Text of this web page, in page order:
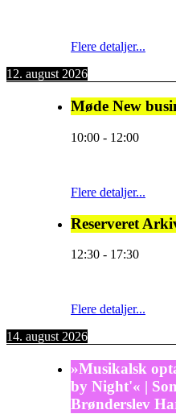
Flere detaljer...
12. august 2026
Møde New
10:00 - 12:00
Flere detaljer...
Reserveret
12:30 - 17:30
Flere detaljer...
14. august 2026
»Musikalsk
by Night'« |
Brønderslev